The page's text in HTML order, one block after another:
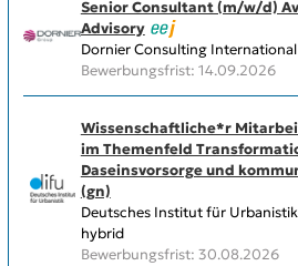
Senior Consultant (m/w/d)
Advisory
Dornier Consulting International
Bewerbungsfrist: 14.09.2026
Wissenschaftliche*r
im Themenfeld
Daseinsvorsorge und
(gn)
Deutsches Institut für
hybrid
Bewerbungsfrist: 30.08.2026